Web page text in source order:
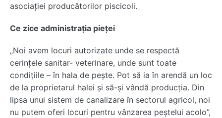
asociației producătorilor piscicoli.
Ce zice administrația pieței
„Noi avem locuri autorizate unde se respectă
cerințele sanitar- veterinare, unde sunt toate
condițiile – în hala de pește. Pot să ia în arendă un loc
de la proprietarul halei și să-și vândă producția. Din
lipsa unui sistem de canalizare în sectorul agricol, noi
nu putem oferi locuri pentru vânzarea peștelui acolo”,